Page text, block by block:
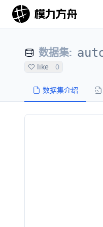
数据集:
like 0
数据集介绍